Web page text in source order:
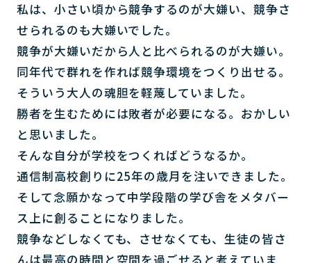
私は、小さい頃から競争するのが大嫌い、競争さ
せられるのも大嫌いでした。
競争が大嫌いだから人と比べられるのが大嫌い。
同年代で群れを作れば競争環境をつくり出せる。
そういう大人の魂胆を軽蔑していました。
勝者を生むためには敗者が必要になる。おかしい
と思いました。
そんな自分が学校をつくればどうなるか。
通信制高校創りに25年の歳月を注いできました。
そして念願かなって中学段階の学び舎をメタバー
ス上に創ることになりました。
競争などしなくても、させなくても、生徒の皆さ